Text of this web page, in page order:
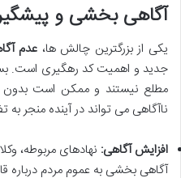
آگاهی بخشی و
یکی از بزرگترین چالش ها، عدم
جدید و اهمیت کد رهگیری است.
مطلع نیستند و ممکن است بدون
ناآگاهی می تواند در آینده منجر
افزایش آگاهی: نهادهای مربوطه،
آگاهی بخشی به عموم مردم